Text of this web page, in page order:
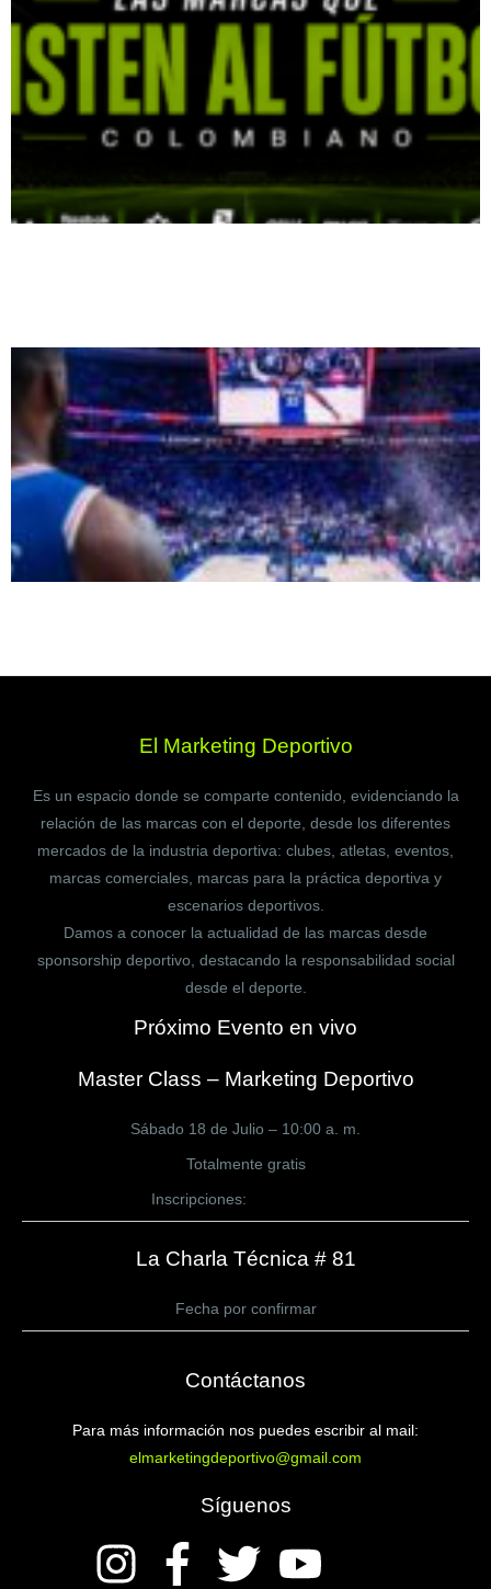
El Marketing Deportivo
Es un espacio donde se comparte contenido, evidenciando la
relación de las marcas con el deporte, desde los diferentes
mercados de la industria deportiva: clubes, atletas, eventos,
marcas comerciales, marcas para la práctica deportiva y
escenarios deportivos.
Damos a conocer la actualidad de las marcas desde
sponsorship deportivo, destacando la responsabilidad social
desde el deporte.
Próximo Evento en vivo
Master Class – Marketing Deportivo
Sábado 18 de Julio – 10:00 a. m.
Totalmente gratis
Inscripciones:
La Charla Técnica # 81
Fecha por confirmar
Contáctanos
Para más información nos puedes escribir al mail:
elmarketingdeportivo@gmail.com
Síguenos